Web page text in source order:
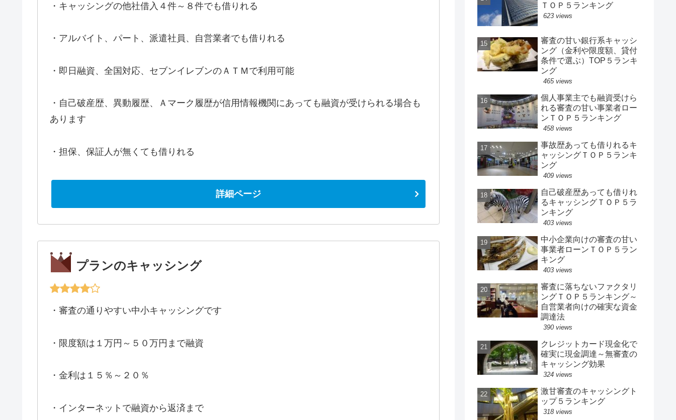
・キャッシングの他社借入４件～８件でも借りれる
・アルバイト、パート、派遣社員、自営業者でも借りれる
・即日融資、全国対応、セブンイレブンのＡＴＭで利用可能
・自己破産歴、異動履歴、Ａマーク履歴が信用情報機関にあっても融資が受けられる場合も
あります
・担保、保証人が無くても借りれる
詳細ページ
プランのキャッシング
・審査の通りやすい中小キャッシングです
・限度額は１万円～５０万円まで融資
・金利は１５％～２０％
・インターネットで融資から返済まで
ＴＯＰ５ランキング
623 views
審査の甘い銀行系キャッシ
ング（金利や限度額、貸付
条件で選ぶ）TOP５ランキ
ング
465 views
個人事業主でも融資受けら
れる審査の甘い事業者ロー
ンＴＯＰ５ランキング
458 views
事故歴あっても借りれるキ
ャッシングＴＯＰ５ランキ
ング
409 views
自己破産歴あっても借りれ
るキャッシングＴＯＰ５ラ
ンキング
403 views
中小企業向けの審査の甘い
事業者ローンＴＯＰ５ラン
キング
403 views
審査に落ちないファクタリ
ングＴＯＰ５ランキング～
自営業者向けの確実な資金
調達法
390 views
クレジットカード現金化で
確実に現金調達～無審査の
キャッシング効果
324 views
激甘審査のキャッシングト
ップ５ランキング
318 views